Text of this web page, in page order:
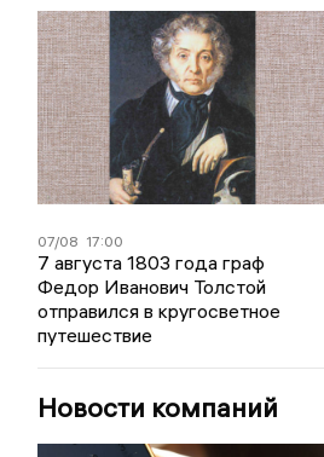
07/08 17:00
7 августа 1803 года граф
Федор Иванович Толстой
отправился в кругосветное
путешествие
Новости компаний